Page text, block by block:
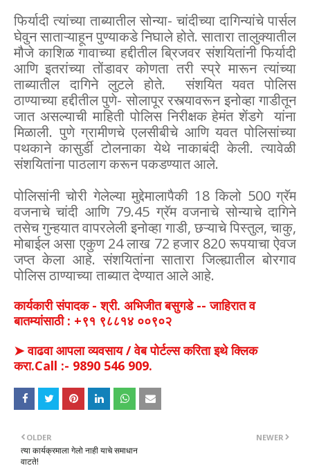
फिर्यादी त्यांच्या ताब्यातील सोन्या- चांदीच्या दागिन्यांचे पार्सल
घेवुन साताऱ्याहून पुण्याकडे निघाले होते. सातारा तालुक्यातील
मौजे काशिळ गावाच्या हद्दीतील ब्रिजवर संशयितांनी फिर्यादी
आणि इतरांच्या तोंडावर कोणता तरी स्प्रे मारून त्यांच्या
ताब्यातील दागिने लुटले होते. संशयित यवत पोलिस
ठाण्याच्या हद्दीतील पुणे- सोलापूर रस्त्यावरून इनोव्हा गाडीतून
जात असल्याची माहिती पोलिस निरीक्षक हेमंत शेंडगे यांना
मिळाली. पुणे ग्रामीणचे एलसीबीचे आणि यवत पोलिसांच्या
पथकाने कासुर्डी टोलनाका येथे नाकाबंदी केली. त्यावेळी
संशयितांना पाठलाग करून पकडण्यात आले.
पोलिसांनी चोरी गेलेल्या मुद्देमालापैकी 18 किलो 500 ग्रॅम
वजनाचे चांदी आणि 79.45 ग्रॅम वजनाचे सोन्याचे दागिने
तसेच गुन्हयात वापरलेली इनोव्हा गाडी, छऱ्याचे पिस्तुल, चाकु,
मोबाईल असा एकुण 24 लाख 72 हजार 820 रूपयाचा ऐवज
जप्त केला आहे. संशयितांना सातारा जिल्ह्यातील बोरगाव
पोलिस ठाण्याच्या ताब्यात देण्यात आले आहे.
कार्यकारी संपादक - श्री. अभिजीत बसुगडे -- जाहिरात व
बातम्यांसाठी : +९१ ९८८१४ ००९०२
➤ वाढवा आपला व्यवसाय / वेब पोर्टल्स करिता इथे क्लिक
करा.Call :- 9890 546 909.
NEWER
OLDER
त्या कार्यक्रमाला गेलो नाही याचे समाधान
वाटते!